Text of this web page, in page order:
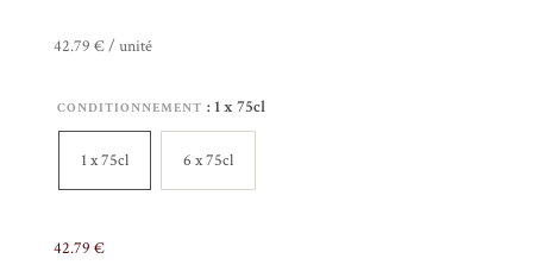
42.79 € / unité
CONDITIONNEMENT : 1 x 75cl
1 x 75cl 6 x 75cl
42.79 €